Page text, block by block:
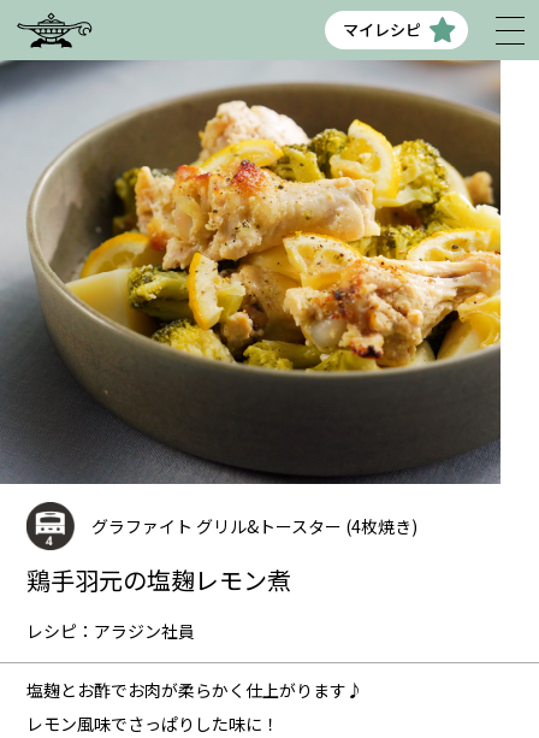
マイレシピ
グラファイト グリル&トースター (4枚焼き)
鶏手羽元の塩麹レモン煮
レシピ：アラジン社員
塩麹とお酢でお肉が柔らかく仕上がります♪
レモン風味でさっぱりした味に！